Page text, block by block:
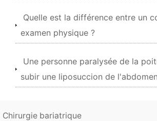
Quelle est la différence entre un
examen physique ?
Une personne paralysée de la
subir une liposuccion de
Chirurgie bariatrique